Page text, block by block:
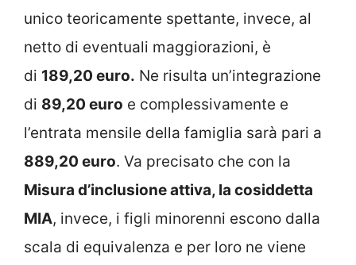
unico teoricamente spettante, invece, al
netto di eventuali maggiorazioni, è
di 189,20 euro. Ne risulta un’integrazione
di 89,20 euro e complessivamente e
l’entrata mensile della famiglia sarà pari a
889,20 euro. Va precisato che con la
Misura d’inclusione attiva, la cosiddetta
MIA, invece, i figli minorenni escono dalla
scala di equivalenza e per loro ne viene